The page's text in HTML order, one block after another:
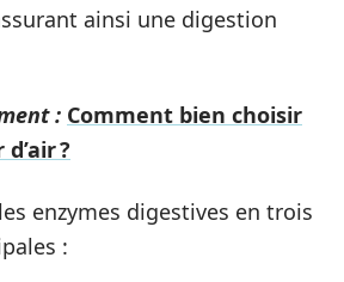
ainsi une digestion
: Comment bien choisir
?
enzymes digestives en trois
: